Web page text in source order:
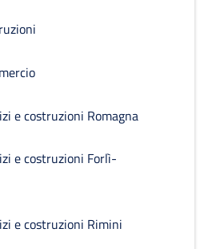
e costruzioni Romagna
e costruzioni Forlì-
e costruzioni Rimini